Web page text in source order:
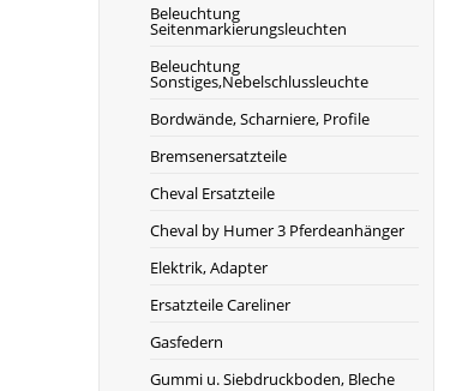
Beleuchtung
Seitenmarkierungsleuchten
Beleuchtung
Sonstiges,Nebelschlussleuchte
Bordwände, Scharniere, Profile
Bremsenersatzteile
Cheval Ersatzteile
Cheval by Humer 3 Pferdeanhänger
Elektrik, Adapter
Ersatzteile Careliner
Gasfedern
Gummi u. Siebdruckboden, Bleche